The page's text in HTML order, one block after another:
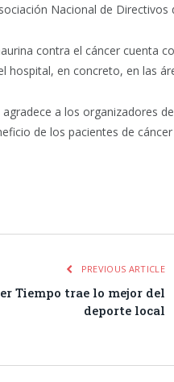
Nacional de Directivos
contra el cáncer cuenta
hospital, en concreto, en las
agradece a los organizadores
de los pacientes de
PREVIOUS ARTICLE
Tiempo trae lo mejor del
deporte local